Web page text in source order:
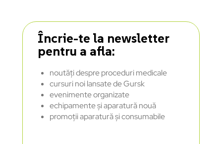
Încrie-te la newsletter
pentru a afla:
noutăți despre proceduri medicale
cursuri noi lansate de Gursk
evenimente organizate
echipamente și aparatură nouă
promoții aparatură și consumabile